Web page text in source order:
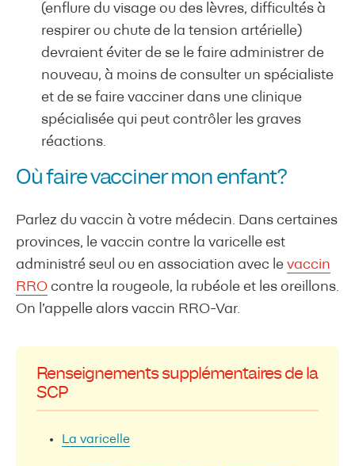
(enflure du visage ou des lèvres, difficultés à
respirer ou chute de la tension artérielle)
devraient éviter de se le faire administrer de
nouveau, à moins de consulter un spécialiste
et de se faire vacciner dans une clinique
spécialisée qui peut contrôler les graves
réactions.
Où faire vacciner mon enfant?
Parlez du vaccin à votre médecin. Dans certaines
provinces, le vaccin contre la varicelle est
administré seul ou en association avec le vaccin
RRO contre la rougeole, la rubéole et les oreillons.
On l’appelle alors vaccin RRO-Var.
Renseignements supplémentaires de la
SCP
La varicelle